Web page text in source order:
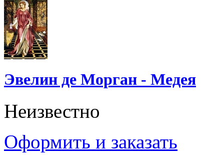
Эвелин де Морган - Медея
Неизвестно
Оформить и заказать